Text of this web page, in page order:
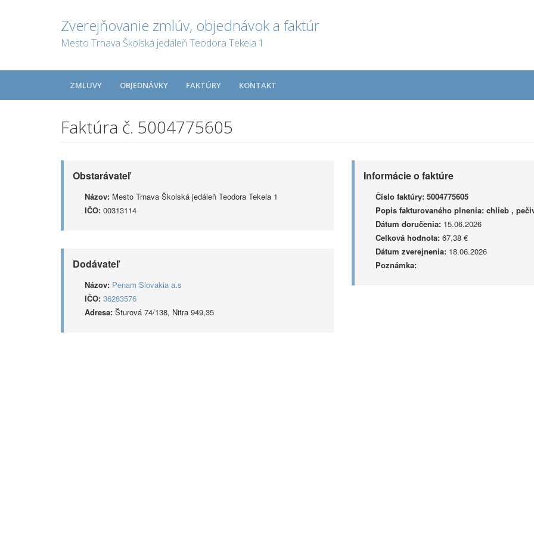
Zverejňovanie zmlúv, objednávok a faktúr
Mesto Trnava Školská jedáleň Teodora Tekela 1
ZMLUVY OBJEDNÁVKY FAKTÚRY KONTAKT
Faktúra č. 5004775605
Obstarávateľ
Názov: Mesto Trnava Školská jedáleň Teodora Tekela 1
IČO: 00313114
Dodávateľ
Názov: Penam Slovakia a.s
IČO: 36283576
Adresa: Šturová 74/138, Nitra 949,35
Informácie o faktúre
Číslo faktúry: 5004775605
Popis fakturovaného plnenia: chlieb ,
Dátum doručenia:15.06.2026
Celková hodnota:67,38 €
Dátum zverejnenia:18.06.2026
Poznámka: